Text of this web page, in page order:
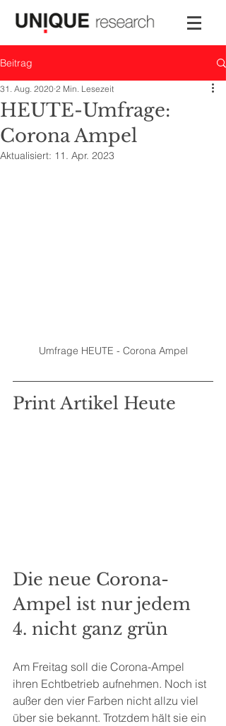
Beitrag
HEUTE-Umfrage:
Corona Ampel
31. Aug. 2020 2 Min. Lesezeit
Aktualisiert: 11. Apr. 2023
Umfrage HEUTE - Corona Ampel
Print Artikel Heute
Die neue Corona-
Ampel ist nur jedem
4. nicht ganz grün
Am Freitag soll die Corona-Ampel
ihren Echtbetrieb aufnehmen. Noch ist
außer den vier Farben nicht allzu viel
über sie bekannt. Trotzdem hält sie ein